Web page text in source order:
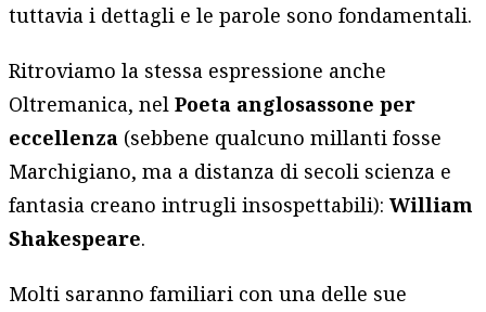
tuttavia i dettagli e le parole sono fondamentali.
Ritroviamo la stessa espressione anche
Oltremanica, nelPoeta anglosassone per
eccellenza (sebbene qualcuno millanti fosse
Marchigiano, ma a distanza di secoli scienza e
fantasia creano intrugli insospettabili):William
Shakespeare.
Molti saranno familiari con una delle sue